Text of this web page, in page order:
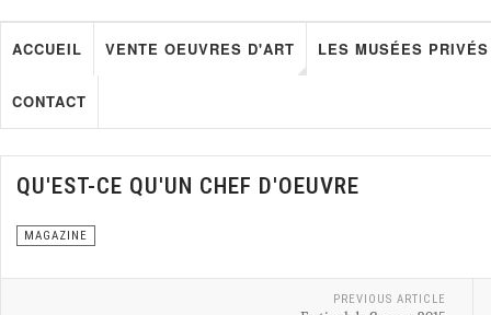
ACCUEIL VENTE OEUVRES D'ART LES MUSÉES PRIVÉS
CONTACT
QU'EST-CE QU'UN CHEF D'OEUVRE
MAGAZINE
PREVIOUS ARTICLE